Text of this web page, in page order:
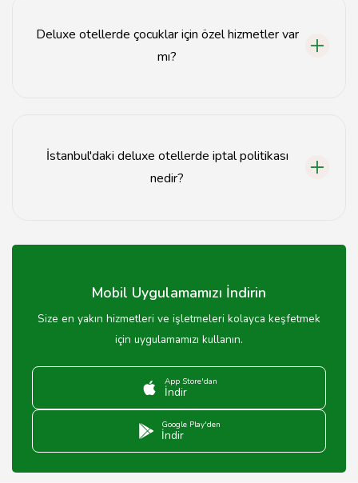
Deluxe otellerde çocuklar için özel hizmetler var
mı?
İstanbul'daki deluxe otellerde iptal politikası
nedir?
otele değişiklik göstermektedir; rezervasyon
Mobil Uygulamamızı İndirin
Size en yakın hizmetleri ve işletmeleri kolayca keşfetmek
için uygulamamızı kullanın.
App Store'dan
İndir
Google Play'den
İndir